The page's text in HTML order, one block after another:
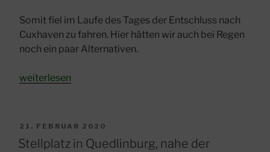
Somit fiel im Laufe des Tages der Entschluss nach
Cuxhaven zu fahren. Hier hätten wir auch bei Regen
noch ein paar Alternativen.
„Wohnmobilstellplatz
weiterlesen
VERÖFFENTLICHT
AM
21. FEBRUAR 2020
Stellplatz in Quedlinburg, nahe der